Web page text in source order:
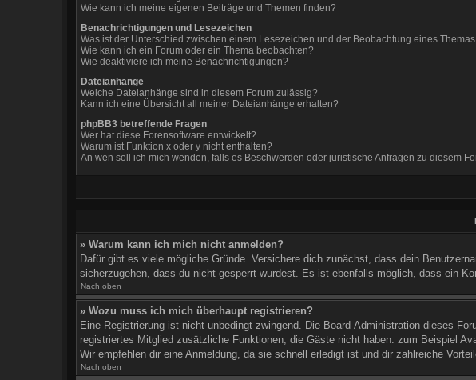
Wie kann ich meine eigenen Beiträge und Themen finden?
Benachrichtigungen und Lesezeichen
Was ist der Unterschied zwischen einem Lesezeichen und der Beobachtung eines
Wie kann ich ein Forum oder ein Thema beobachten?
Wie deaktiviere ich meine Benachrichtigungen?
Dateianhänge
Welche Dateianhänge sind in diesem Forum zulässig?
Kann ich eine Übersicht all meiner Dateianhänge erhalten?
phpBB3 betreffende Fragen
Wer hat diese Forensoftware entwickelt?
Warum ist Funktion x oder y nicht enthalten?
An wen soll ich mich wenden, falls es Beschwerden oder juristische Anfragen zu diesem
» Warum kann ich mich nicht anmelden?
Dafür gibt es viele mögliche Gründe. Versichere dich zunächst, dass dein
sicherzugehen, dass du nicht gesperrt wurdest. Es ist ebenfalls möglich, dass ein
Nach oben
» Wozu muss ich mich überhaupt registrieren?
Eine Registrierung ist nicht unbedingt zwingend. Die Board-Administration dieses
registriertes Mitglied zusätzliche Funktionen, die Gäste nicht haben: zum Beispiel
Wir empfehlen dir eine Anmeldung, da sie schnell erledigt ist und dir zahlreiche
Nach oben